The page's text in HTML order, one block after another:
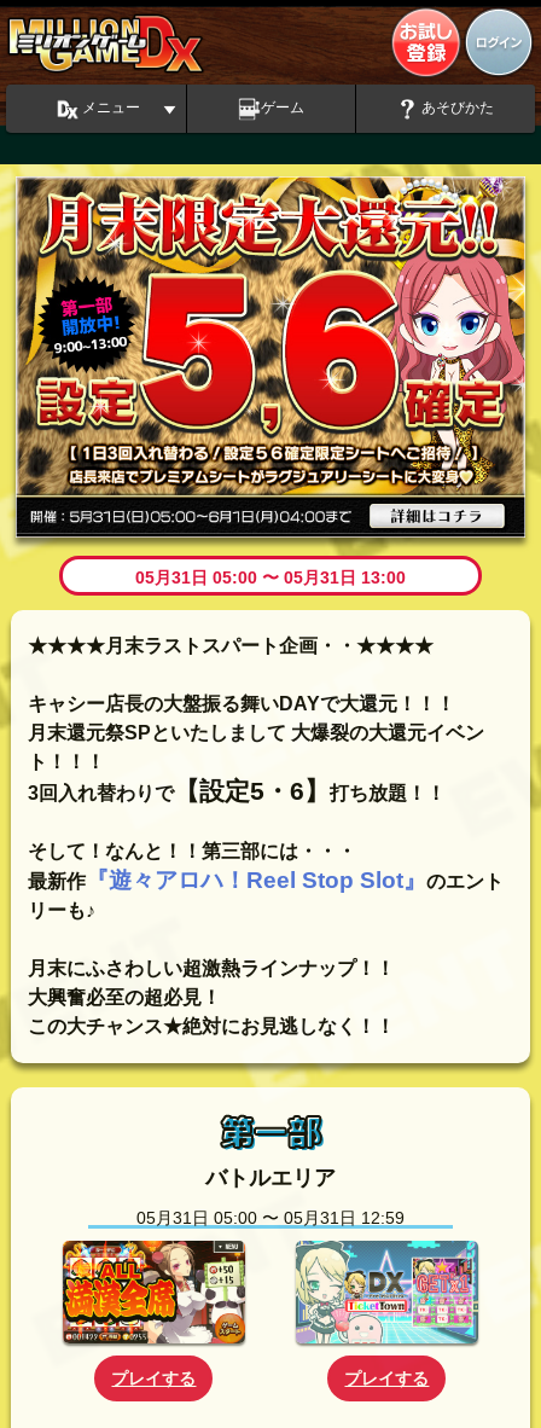
メニュー ゲーム あそびかた
05月31日 05:00 〜 05月31日 13:00
★★★★月末ラストスパート企画・・★★★★
キャシー店長の大盤振る舞いDAYで大還元！！！
月末還元祭SPといたしまして 大爆裂の大還元イベン
ト！！！
3回入れ替わりで【設定5・6】打ち放題！！
そして！なんと！！第三部には・・・
最新作『遊々アロハ！Reel Stop Slot』 のエント
リーも♪
月末にふさわしい超激熱ラインナップ！！
大興奮必至の超必見！
この大チャンス★絶対にお見逃しなく！！
第一部
バトルエリア
05月31日 05:00 〜 05月31日 12:59
プレイする プレイする